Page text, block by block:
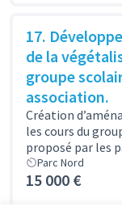
17.
de la
groupe
association.
Création
les cours du
proposé par les
Parc Nord
15 000 €